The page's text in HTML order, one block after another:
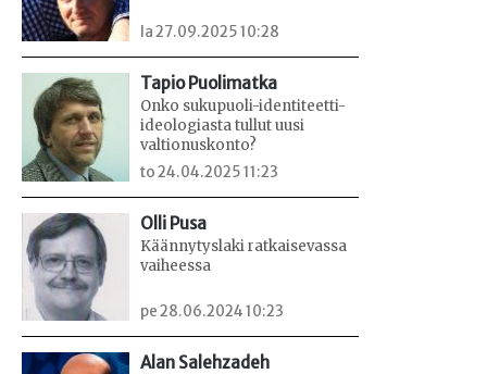
la 27.09.2025 10:28
Tapio Puolimatka
Onko sukupuoli-identiteetti-
ideologiasta tullut uusi
valtionuskonto?
to 24.04.2025 11:23
Olli Pusa
Käännytyslaki ratkaisevassa
vaiheessa
pe 28.06.2024 10:23
Alan Salehzadeh